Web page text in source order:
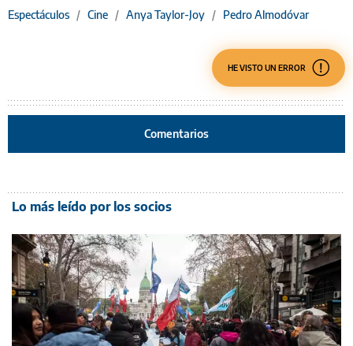
Espectáculos / Cine / Anya Taylor-Joy / Pedro Almodóvar
HE VISTO UN ERROR
Comentarios
Lo más leído por los socios